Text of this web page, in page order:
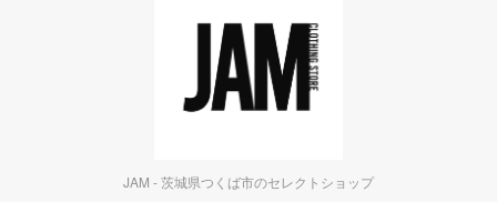
JAM - 茨城県つくば市のセレクトショップ